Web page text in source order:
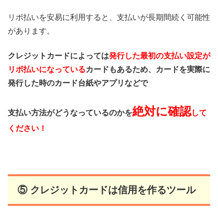
リボ払いを安易に利用すると、支払いが長期間続く可能性
があります。
クレジットカードによっては発行した最初の支払い設定が
リボ払いになっているカードもあるため、カードを実際に
発行した時のカード台紙やアプリなどで
支払い方法がどうなっているのかを絶対に確認して
ください！
⑤ クレジットカードは信用を作るツール